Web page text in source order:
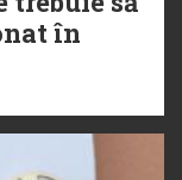
în